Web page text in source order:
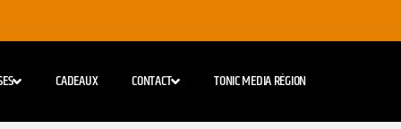
CADEAUX CONTACT TONIC MEDIA RÉGION